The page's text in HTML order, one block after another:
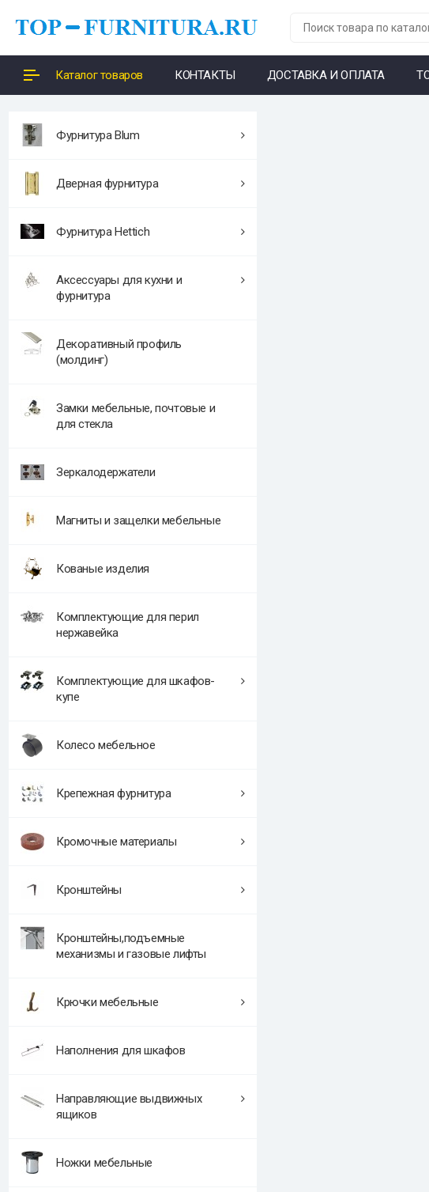
Каталог товаров КОНТАКТЫ ДОСТАВКА И ОПЛАТА
Фурнитура Blum
Дверная фурнитура
Фурнитура Hettich
Аксессуары для кухни и
фурнитура
Декоративный профиль
(молдинг)
Замки мебельные, почтовые и
для стекла
Зеркалодержатели
Магниты и защелки мебельные
Кованые изделия
Комплектующие для перил
нержавейка
Комплектующие для шкафов-
купе
Колесо мебельное
Крепежная фурнитура
Кромочные материалы
Кронштейны
Кронштейны,подъемные
механизмы и газовые лифты
Крючки мебельные
Наполнения для шкафов
Направляющие выдвижных
ящиков
Ножки мебельные